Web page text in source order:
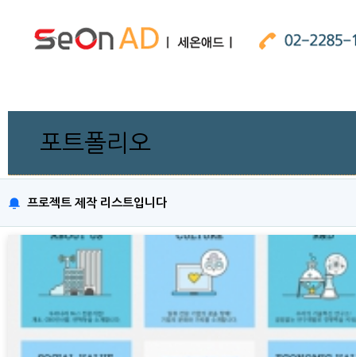
포트폴리오
프로젝트 제작 리스트입니다